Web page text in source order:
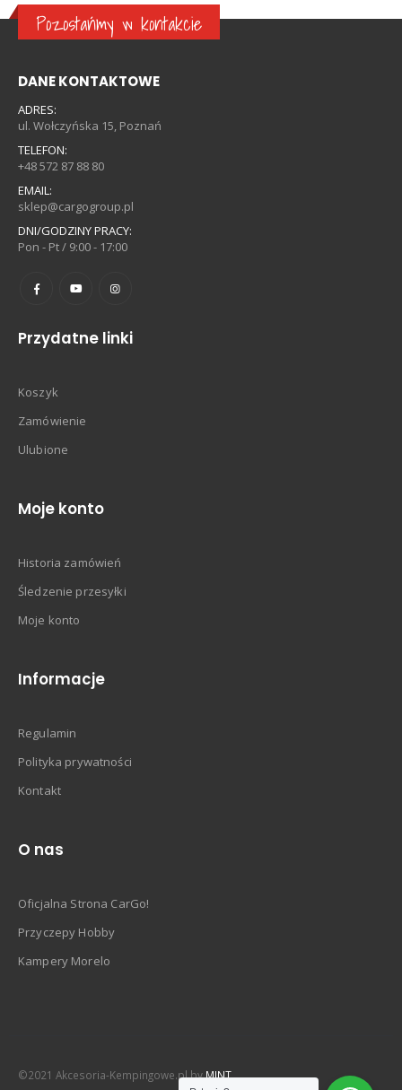
Pozostańmy w kontakcie
DANE KONTAKTOWE
ADRES:
ul. Wołczyńska 15, Poznań
TELEFON:
+48 572 87 88 80
EMAIL:
sklep@cargogroup.pl
DNI/GODZINY PRACY:
Pon - Pt / 9:00 - 17:00
Przydatne linki
Koszyk
Zamówienie
Ulubione
Moje konto
Historia zamówień
Śledzenie przesyłki
Moje konto
Informacje
Regulamin
Polityka prywatności
Kontakt
O nas
Oficjalna Strona CarGo!
Przyczepy Hobby
Kampery Morelo
©2021 Akcesoria-Kempingowe.pl byMINT